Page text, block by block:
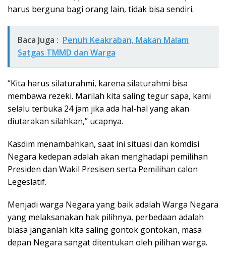
harus berguna bagi orang lain, tidak bisa sendiri.
Baca Juga : Penuh Keakraban, Makan Malam
Satgas TMMD dan Warga
“Kita harus silaturahmi, karena silaturahmi bisa
membawa rezeki. Marilah kita saling tegur sapa, kami
selalu terbuka 24 jam jika ada hal-hal yang akan
diutarakan silahkan,” ucapnya.
Kasdim menambahkan, saat ini situasi dan komdisi
Negara kedepan adalah akan menghadapi pemilihan
Presiden dan Wakil Presisen serta Pemilihan calon
Legeslatif.
Menjadi warga Negara yang baik adalah Warga Negara
yang melaksanakan hak pilihnya, perbedaan adalah
biasa janganlah kita saling gontok gontokan, masa
depan Negara sangat ditentukan oleh pilihan warga.